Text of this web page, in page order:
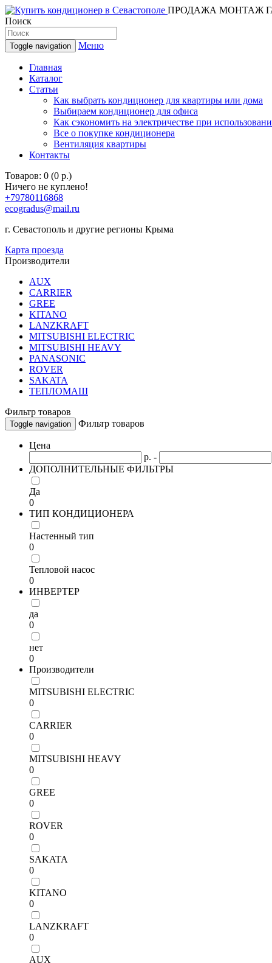
ПРОДАЖА МОНТАЖ
Поиск
Toggle navigation Меню
Главная
Каталог
Статьи
Как выбрать кондиционер для квартиры или дома
Выбираем кондиционер для офиса
Как сэкономить на электричестве при
Все о покупке кондиционера
Вентиляция квартиры
Контакты
Товаров: 0 (0 р.)
Ничего не куплено!
+79780116868
ecogradus@mail.ru
г. Севастополь и другие регионы Крыма
Карта проезда
Производители
AUX
CARRIER
GREE
KITANO
LANZKRAFT
MITSUBISHI ELECTRIC
MITSUBISHI HEAVY
PANASONIC
ROVER
SAKATA
ТЕПЛОМАШ
Фильтр товаров
Toggle navigation Фильтр товаров
Цена
р. -
ДОПОЛНИТЕЛЬНЫЕ ФИЛЬТРЫ
Да
0
ТИП КОНДИЦИОНЕРА
Настенный тип
0
Тепловой насос
0
ИНВЕРТЕР
да
0
нет
0
Производители
MITSUBISHI ELECTRIC
0
CARRIER
0
MITSUBISHI HEAVY
0
GREE
0
ROVER
0
SAKATA
0
KITANO
0
LANZKRAFT
0
AUX